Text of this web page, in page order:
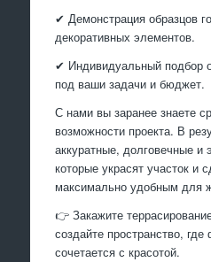
✔ Демонстрация образцов
декоративных элементов.
✔ Индивидуальный подбор
под ваши задачи и бюджет.
С нами вы заранее знаете
возможности проекта. В
аккуратные, долговечные и
которые украсят участок и
максимально удобным для
👉 Закажите
создайте пространство,
сочетается с красотой.